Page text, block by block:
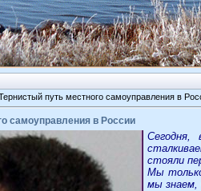
путь местного самоуправления в
самоуправления в России
Сегодня,
стояли
Мы
мы знаем,